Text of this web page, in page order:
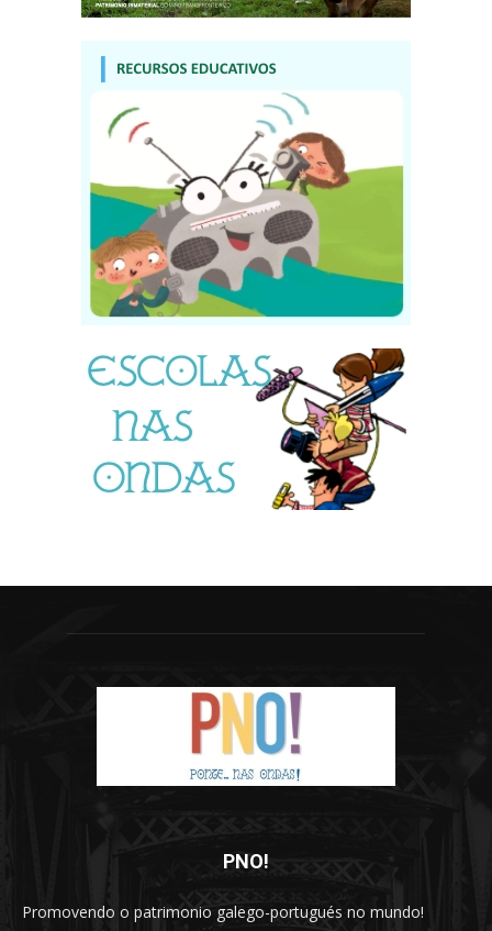
PNO!
Promovendo o patrimonio galego-portugués no mundo!